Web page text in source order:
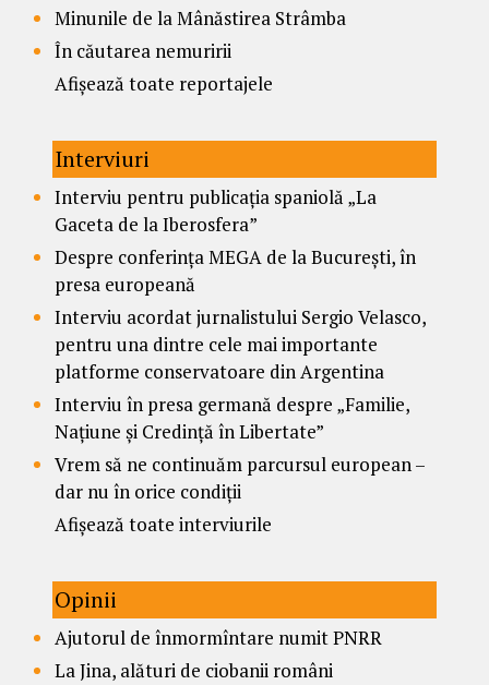
Minunile de la Mânăstirea Strâmba
În căutarea nemuririi
Afișează toate reportajele
Interviuri
Interviu pentru publicația spaniolă „La
Gaceta de la Iberosfera”
Despre conferința MEGA de la București, în
presa europeană
Interviu acordat jurnalistului Sergio Velasco,
pentru una dintre cele mai importante
platforme conservatoare din Argentina
Interviu în presa germană despre „Familie,
Națiune și Credință în Libertate”
Vrem să ne continuăm parcursul european –
dar nu în orice condiții
Afișează toate interviurile
Opinii
Ajutorul de înmormîntare numit PNRR
La Jina, alături de ciobanii români